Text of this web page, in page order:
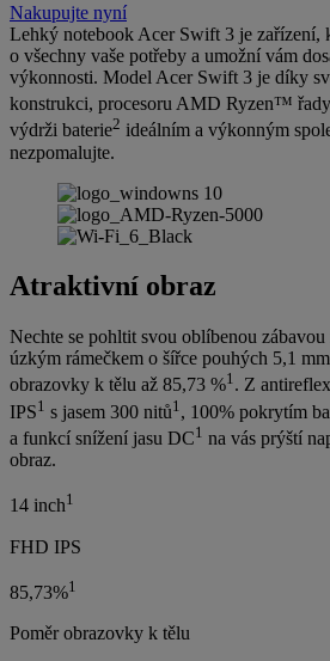
Nakupujte nyní
Lehký notebook Acer Swift 3 je zařízení,
o všechny vaše potřeby a umožní vám
výkonnosti. Model Acer Swift 3 je díky
konstrukci, procesoru AMD Ryzen™
výdrži baterie2 ideálním a výkonným
nezpomalujte.
Atraktivní obraz
Nechte se pohltit svou oblíbenou
úzkým rámečkem o šířce pouhých 5,1
obrazovky k tělu až 85,73 %1. Z
IPS1 s jasem 300 nitů1 , 100% pokrytím
a funkcí snížení jasu DC1 na vás prýští
obraz.
14 inch1
FHD IPS
85,73%1
Poměr obrazovky k tělu